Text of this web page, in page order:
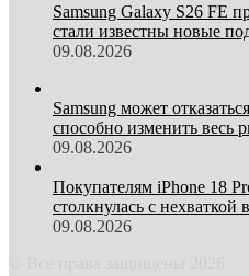
Samsung Galaxy S26 FE
стали известны новые
09.08.2026
Samsung может
способно изменить весь
09.08.2026
Покупателям iPhone 18
столкнулась с
09.08.2026